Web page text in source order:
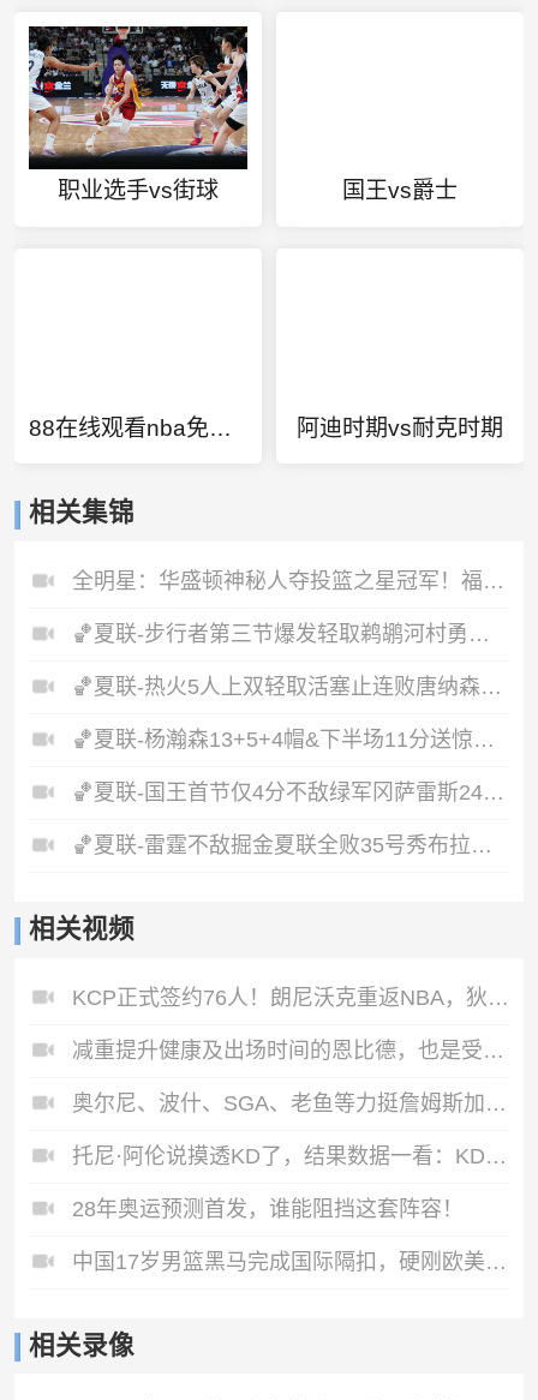
职业选手vs街球 国王vs爵士
88在线观看nba免费直播腾讯视频 阿迪时期vs耐克时期
相关集锦
全明星：华盛顿神秘人夺投篮之星冠军！福德夺得三分大赛冠军！
🏀夏联-步行者第三节爆发轻取鹈鹕河村勇辉5+5+12斯劳森22分
🏀夏联-热火5人上双轻取活塞止连败唐纳森20+8+10奥科里27分
🏀夏联-杨瀚森13+5+4帽&下半场11分送惊艳妙传开拓者力克掘金
🏀夏联-国王首节仅4分不敌绿军冈萨雷斯24+10+5塞纳克10+12
🏀夏联-雷霆不敌掘金夏联全败35号秀布拉齐尔32+6马拉14+7+6
相关视频
KCP正式签约76人！朗尼沃克重返NBA，狄龙超值续约！
减重提升健康及出场时间的恩比德，也是受到老詹转发认可...
奥尔尼、波什、SGA、老鱼等力挺詹姆斯加盟76人...
托尼·阿伦说摸透KD了，结果数据一看：KD对位他场均26.4分😂
28年奥运预测首发，谁能阻挡这套阵容！
中国17岁男篮黑马完成国际隔扣，硬刚欧美球员犀利上篮。
相关录像